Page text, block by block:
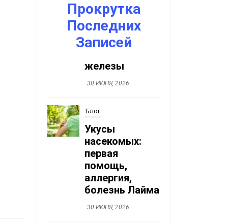
Прокрутка
Последних
Записей
насекомых:
помощь,
аллергия,
болезнь Лайма
30 ИЮНЯ, 2026